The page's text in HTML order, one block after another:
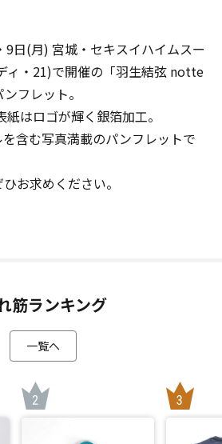
日(月) 宮城・セキスイハイムスー
ィ・21)で開催の「羽生結弦 notte
フレット。
はロゴが輝く銀箔加工。
含む写真満載のパンフレットで
お求めください。
筋ランキング
一覧へ